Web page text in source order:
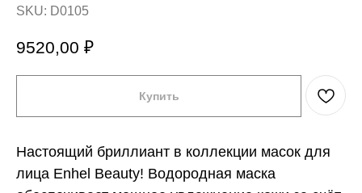
SKU: D0105
9520,00 ₽
Купить
Настоящий бриллиант в коллекции масок для
лица Enhel Beauty! Водородная маска